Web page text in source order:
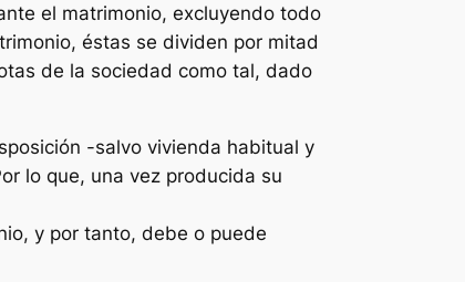
el matrimonio, excluyendo todo
éstas se dividen por mitad
de la sociedad como tal, dado
-salvo vivienda habitual y
lo que, una vez producida su
y por tanto, debe o puede